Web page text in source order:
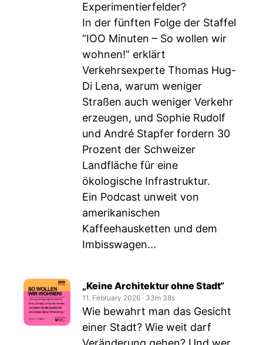
Experimentierfelder?
In der fünften Folge der Staffel
“IOO Minuten – So wollen wir
wohnen!” erklärt
Verkehrsexperte Thomas Hug-
Di Lena, warum weniger
Straßen auch weniger Verkehr
erzeugen, und Sophie Rudolf
und André Stapfer fordern 30
Prozent der Schweizer
Landfläche für eine
ökologische Infrastruktur.
Ein Podcast unweit von
amerikanischen
Kaffeehausketten und dem
Imbisswagen...
„Keine Architektur ohne Stadt“
11. February 2026 ‧ 33m 38s
Wie bewahrt man das Gesicht
einer Stadt? Wie weit darf